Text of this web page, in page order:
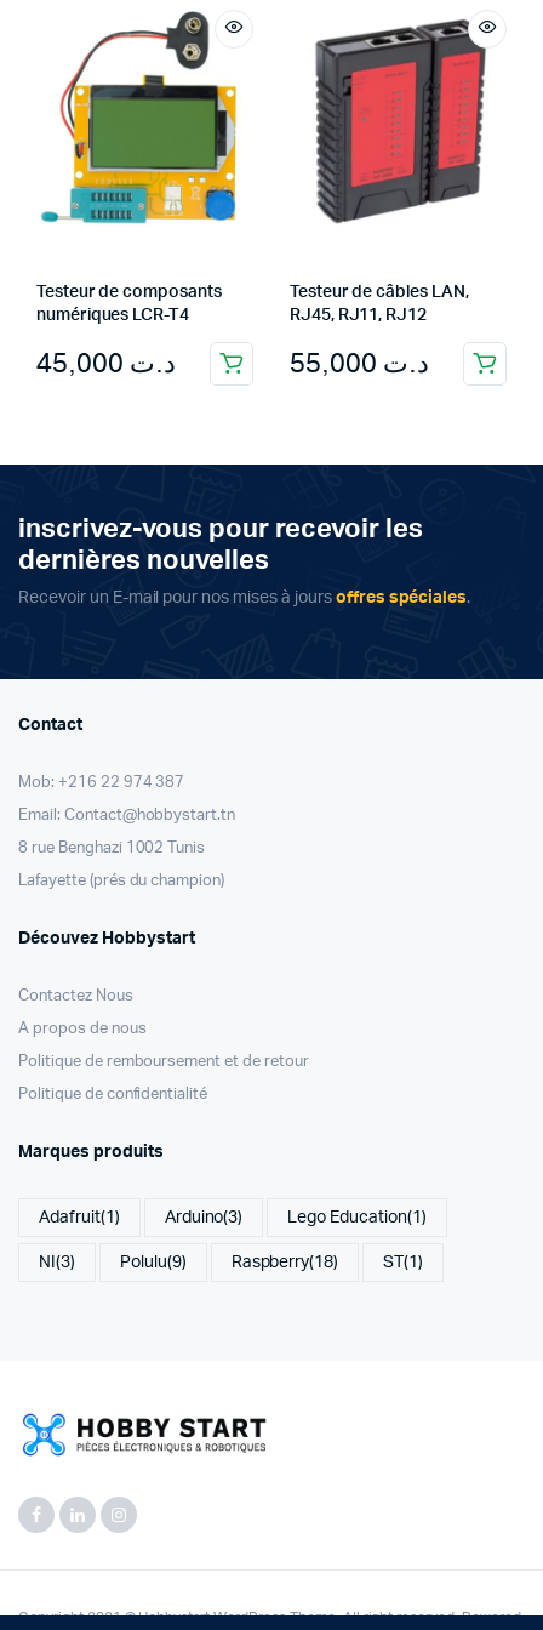
د.ت 145,000.د.ت 119,000.
Testeur de composants
numériques LCR-T4
د.ت
Testeur de câbles LAN,
RJ45, RJ11, RJ12
د.ت
inscrivez-vous pour recevoir les
dernières nouvelles
Recevoir un E-mail pour nos mises à jours offres spéciales.
Contact
Mob: +216 22 974 387
Email: Contact@hobbystart.tn
8 rue Benghazi 1002 Tunis
Lafayette (prés du champion)
Découvez Hobbystart
Contactez Nous
A propos de nous
Politique de remboursement et de retour
Politique de confidentialité
Marques produits
Adafruit(1) Arduino(3) Lego Education(1)
NI (3) Polulu(9) Raspberry(18) ST(1)
Copyright 2021 © Hobbystart WordPress Theme. All right reserved. Powered